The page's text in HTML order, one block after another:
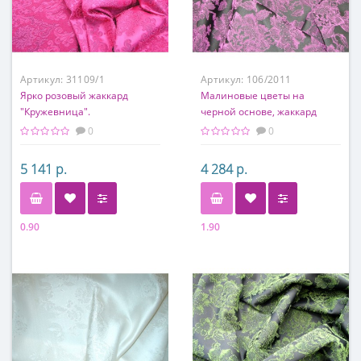
Артикул: 31109/1
Ярко розовый жаккард
"Кружевница".
0
5 141 р.
0.90
Артикул: 106/2011
Малиновые цветы на
черной основе, жаккард
довольно мягкий
0
4 284 р.
1.90
эластан